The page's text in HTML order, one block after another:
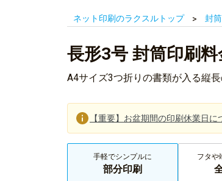
ネット印刷のラクスルトップ 封
長形3号 封筒印刷
A4サイズ3つ折りの書類が入る縦
【重要】お盆期間の印刷休業日
手軽でシンプルに
部分印刷
フタや